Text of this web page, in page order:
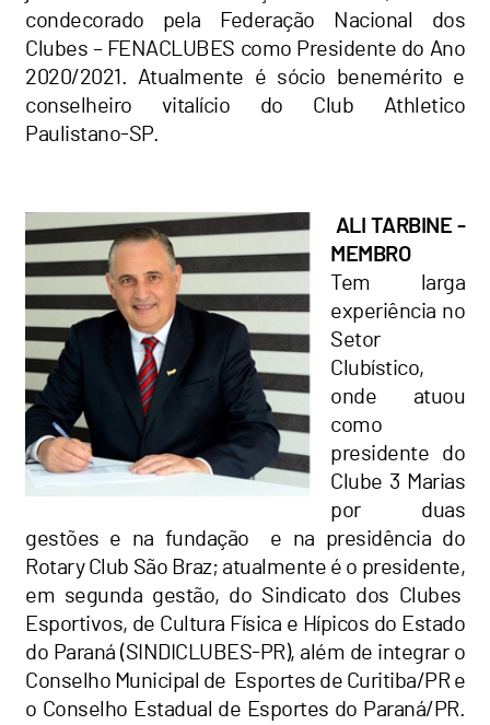
condecorado pela Federação Nacional dos
Clubes – FENACLUBES como Presidente do Ano
2020/2021. Atualmente é sócio benemérito e
conselheiro vitalício do Club Athletico
Paulistano-SP.
ALI TARBINE -
MEMBRO
Tem larga
experiência no
Setor
Clubístico,
onde atuou
como
presidente do
Clube 3 Marias
por duas
gestões e na fundação e na presidência do
Rotary Club São Braz; atualmente é o presidente,
em segunda gestão, do Sindicato dos Clubes
Esportivos, de Cultura Física e Hípicos do Estado
do Paraná (SINDICLUBES-PR), além de integrar o
Conselho Municipal de Esportes de Curitiba/PR e
o Conselho Estadual de Esportes do Paraná/PR.